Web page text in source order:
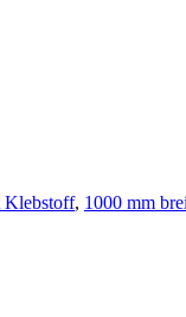
Klebstoff, 1000 mm